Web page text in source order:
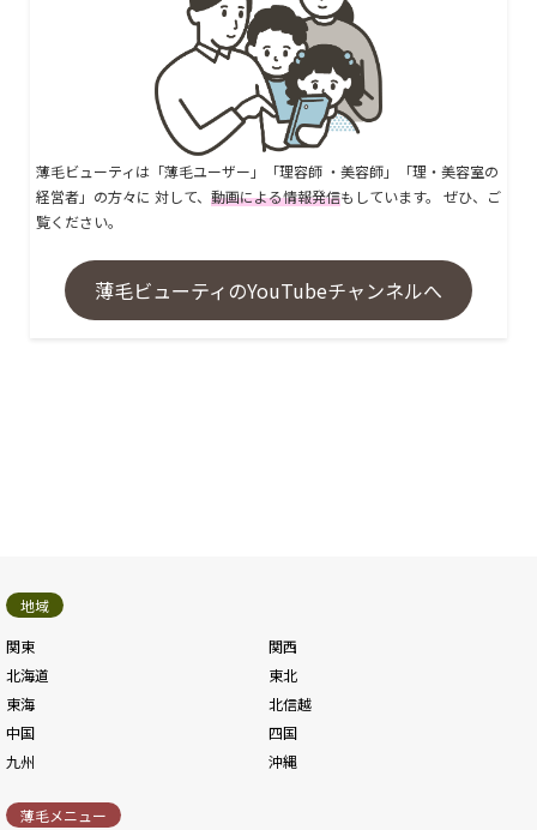
薄毛ビューティは「薄毛ユーザー」「理容師 ・美容師」「理・美容室の
経営者」の方々に 対して、 動画による情報発信もしています。 ぜひ、ご
覧ください。
薄毛ビューティのYouTubeチャンネルへ
地域
関東
関西
北海道
東北
東海
北信越
中国
四国
九州
沖縄
薄毛メニュー